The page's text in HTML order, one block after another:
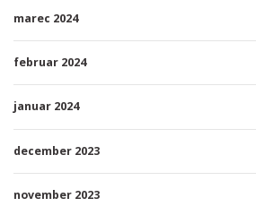
marec 2024
februar 2024
januar 2024
december 2023
november 2023